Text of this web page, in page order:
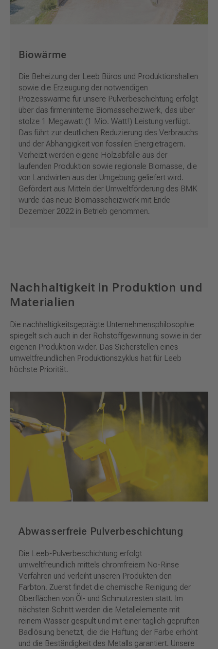
Biowärme
Die Beheizung der Leeb Büros und Produktionshallen
sowie die Erzeugung der notwendigen
Prozesswärme für unsere Pulverbeschichtung erfolgt
über das firmeninterne Biomasseheizwerk, das über
stolze 1 Megawatt (1 Mio. Watt!) Leistung verfügt.
Das führt zur deutlichen Reduzierung des Verbrauchs
und der Abhängigkeit von fossilen Energieträgern.
Verheizt werden eigene Holzabfälle aus der
laufenden Produktion sowie regionale Biomasse, die
von Landwirten aus der Umgebung geliefert wird.
Gefördert aus Mitteln der Umweltförderung des BMK
wurde das neue Biomasseheizwerk mit Ende
Dezember 2022 in Betrieb genommen.
Nachhaltigkeit in Produktion und
Materialien
Die nachhaltigkeitsgeprägte Unternehmensphilosophie
spiegelt sich auch in der Rohstoffgewinnung sowie in der
eigenen Produktion wider. Das Sicherstellen eines
umweltfreundlichen Produktionszyklus hat für Leeb
höchste Priorität.
Abwasserfreie Pulverbeschichtung
Die Leeb-Pulverbeschichtung erfolgt
umweltfreundlich mittels chromfreiem No-Rinse
Verfahren und verleiht unseren Produkten den
Farbton. Zuerst findet die chemische Reinigung der
Oberflächen von Öl- und Schmutzresten statt. Im
nächsten Schritt werden die Metallelemente mit
reinem Wasser gespült und mit einer täglich geprüften
Badlösung benetzt, die die Haftung der Farbe erhöht
und die Beständigkeit des Metalls garantiert. Unsere